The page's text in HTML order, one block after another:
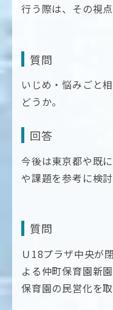
行う際は、その視
質問
いじめ・悩みごと
どうか。
回答
今後は東京都や既
や課題を参考に検討
質問
Ｕ18プラザ中央が
よる仲町保育園新
保育園の民営化を